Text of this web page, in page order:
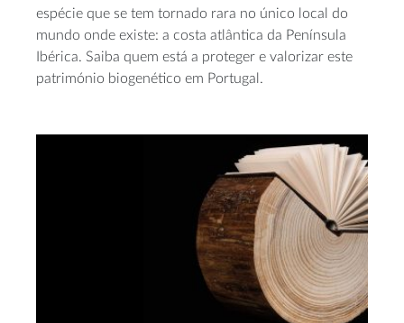
espécie que se tem tornado rara no único local do
mundo onde existe: a costa atlântica da Península
Ibérica. Saiba quem está a proteger e valorizar este
património biogenético em Portugal.